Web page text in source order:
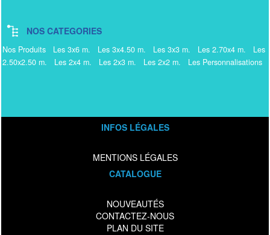
NOS CATEGORIES
Nos Produits Les 3x6 m. Les 3x4.50 m. Les 3x3 m. Les 2.70x4 m.
Les
2.50x2.50 m.
Les 2x4 m. Les 2x3 m. Les 2x2 m. Les Personnalisations
INFOS LÉGALES
MENTIONS LÉGALES
CATALOGUE
NOUVEAUTÉS
CONTACTEZ-NOUS
PLAN DU SITE